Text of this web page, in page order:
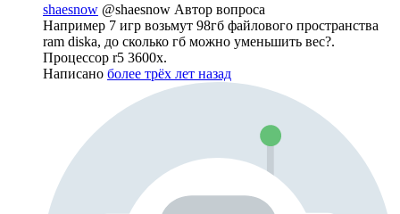
shaesnow @shaesnow Автор вопроса
Например 7 игр возьмут 98гб файлового пространства
ram diska, до сколько гб можно уменьшить вес?.
Процессор r5 3600x.
Написано более трёх лет назад